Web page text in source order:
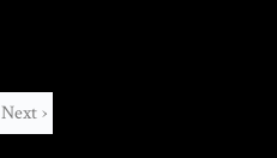
Next ›